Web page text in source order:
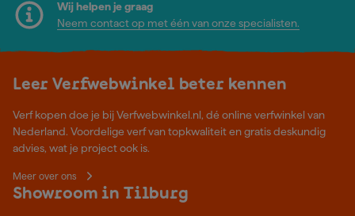
Wij helpen je graag
Neem contact op met één van onze specialisten.
Leer Verfwebwinkel beter kennen
Verf kopen doe je bij Verfwebwinkel.nl, dé online verfwinkel van
Nederland. Voordelige verf van topkwaliteit en gratis deskundig
advies, wat je project ook is.
Meer over ons
Showroom in Tilburg